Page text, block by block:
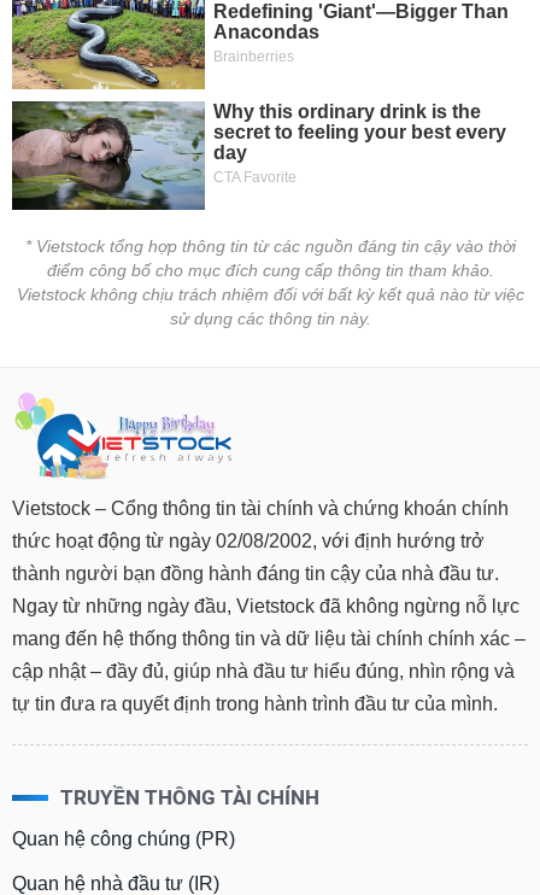
* Vietstock tổng hợp thông tin từ các nguồn đáng tin cậy vào thời
điểm công bố cho mục đích cung cấp thông tin tham khảo.
Vietstock không chịu trách nhiệm đối với bất kỳ kết quả nào từ việc
sử dụng các thông tin này.
Vietstock – Cổng thông tin tài chính và chứng khoán chính
thức hoạt động từ ngày 02/08/2002, với định hướng trở
thành người bạn đồng hành đáng tin cậy của nhà đầu tư.
Ngay từ những ngày đầu, Vietstock đã không ngừng nỗ lực
mang đến hệ thống thông tin và dữ liệu tài chính chính xác –
cập nhật – đầy đủ, giúp nhà đầu tư hiểu đúng, nhìn rộng và
tự tin đưa ra quyết định trong hành trình đầu tư của mình.
TRUYỀN THÔNG TÀI CHÍNH
Quan hệ công chúng (PR)
Quan hệ nhà đầu tư (IR)